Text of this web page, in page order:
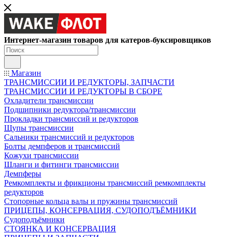
Интернет-магазин товаров для катеров-буксировщиков
Магазин
ТРАНСМИССИИ И РЕДУКТОРЫ, ЗАПЧАСТИ
ТРАНСМИССИИ И РЕДУКТОРЫ В СБОРЕ
Охладители трансмиссии
Подшипники редуктора/трансмиссии
Прокладки трансмиссий и редукторов
Щупы трансмиссии
Сальники трансмиссий и редукторов
Болты демпферов и трансмиссий
Кожухи трансмиссии
Шланги и фитинги трансмиссии
Демпферы
Ремкомплекты и фрикционы трансмиссий ремкомплекты
редукторов
Стопорные кольца валы и пружины трансмиссий
ПРИЦЕПЫ, КОНСЕРВАЦИЯ, СУДОПОДЪЁМНИКИ
Судоподъёмники
СТОЯНКА И КОНСЕРВАЦИЯ